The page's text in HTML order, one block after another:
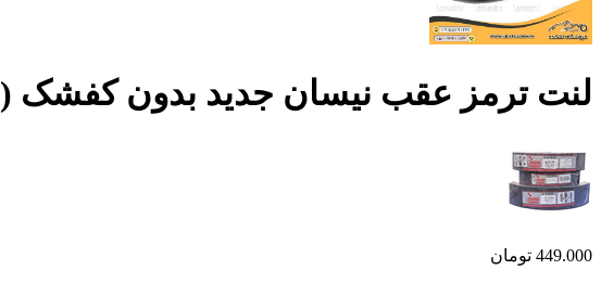
لنت ترمز عقب نیسان جدید بدون کفشک (7 میل) بی سوراخ – جهان لنت
449.000 تومان